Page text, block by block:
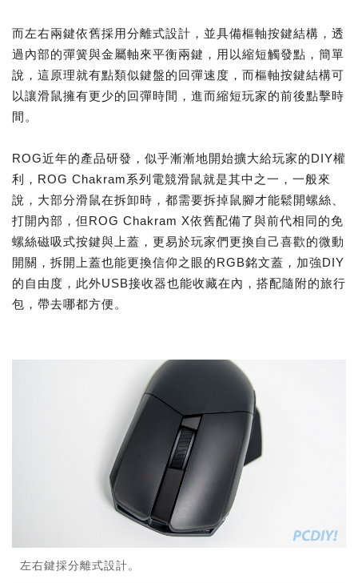
而左右兩鍵依舊採用分離式設計，並具備樞軸按鍵結構，透
過內部的彈簧與金屬軸來平衡兩鍵，用以縮短觸發點，簡單
說，這原理就有點類似鍵盤的回彈速度，而樞軸按鍵結構可
以讓滑鼠擁有更少的回彈時間，進而縮短玩家的前後點擊時
間。
ROG近年的產品研發，似乎漸漸地開始擴大給玩家的DIY權
利，ROG Chakram系列電競滑鼠就是其中之一，一般來
說，大部分滑鼠在拆卸時，都需要拆掉鼠腳才能鬆開螺絲、
打開內部，但ROG Chakram X依舊配備了與前代相同的免
螺絲磁吸式按鍵與上蓋，更易於玩家們更換自己喜歡的微動
開關，拆開上蓋也能更換信仰之眼的RGB銘文蓋，加強DIY
的自由度，此外USB接收器也能收藏在內，搭配隨附的旅行
包，帶去哪都方便。
左右鍵採分離式設計。